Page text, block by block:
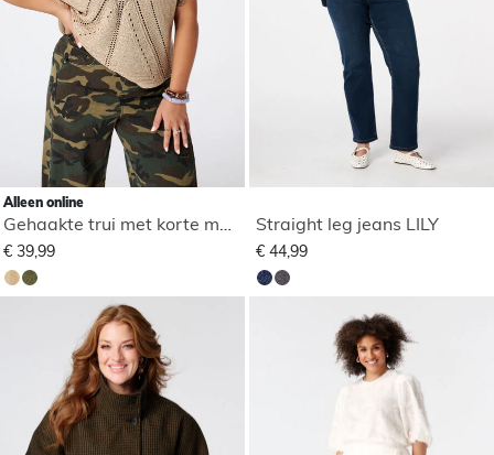
Alleen online
Gehaakte trui met korte mouwen
€ 39,99
Straight leg jeans LILY
€ 44,99